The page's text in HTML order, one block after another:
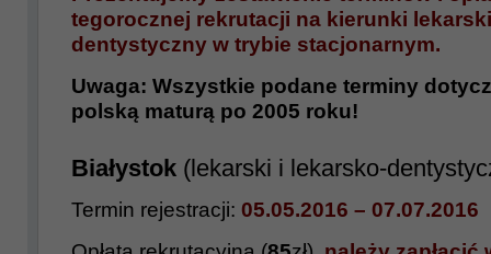
tegorocznej rekrutacji na kierunki
dentystyczny w trybie stacjonarnym.
Uwaga: Wszystkie podane terminy
polską maturą po 2005 roku!
Białystok (lekarski i lekarsko-
Termin rejestracji: 05.05.2016 – 07.07.2016